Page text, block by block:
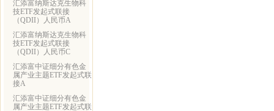
汇添富纳斯达克生物科
技ETF发起式联接
（QDII）人民币A
汇添富纳斯达克生物科
技ETF发起式联接
（QDII）人民币C
汇添富中证细分有色金
属产业主题ETF发起式联
接A
汇添富中证细分有色金
属产业主题ETF发起式联